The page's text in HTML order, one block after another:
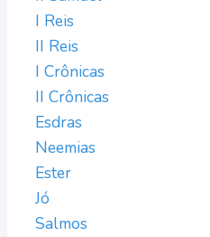
I Reis
II Reis
I Crônicas
II Crônicas
Esdras
Neemias
Ester
Jó
Salmos